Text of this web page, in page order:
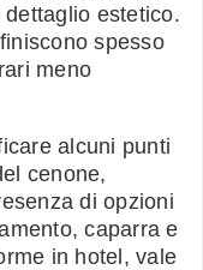
dettaglio estetico.
spesso
meno
alcuni punti
cenone,
di opzioni
caparra e
in hotel, vale